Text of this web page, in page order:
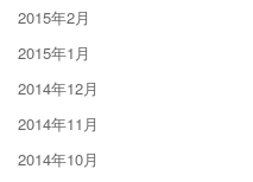
2015年2月
2015年1月
2014年12月
2014年11月
2014年10月